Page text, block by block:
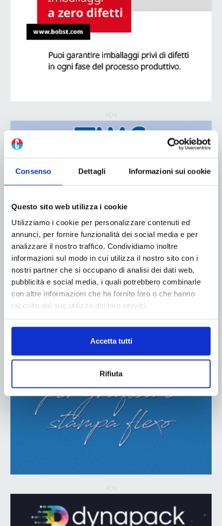
Consenso Dettagli Informazioni sui cookie
Questo sito web utilizza i cookie
Utilizziamo i cookie per personalizzare contenuti ed
annunci, per fornire funzionalità dei social media e per
analizzare il nostro traffico. Condividiamo inoltre
informazioni sul modo in cui utilizza il nostro sito con i
nostri partner che si occupano di analisi dei dati web,
pubblicità e social media, i quali potrebbero combinarle
con altre informazioni che ha fornito loro o che hanno
raccolto dal suo utilizzo dei loro servizi.
Accetta tutti
Rifiuta
ADV
ADV